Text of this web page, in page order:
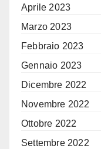
Aprile 2023
Marzo 2023
Febbraio 2023
Gennaio 2023
Dicembre 2022
Novembre 2022
Ottobre 2022
Settembre 2022